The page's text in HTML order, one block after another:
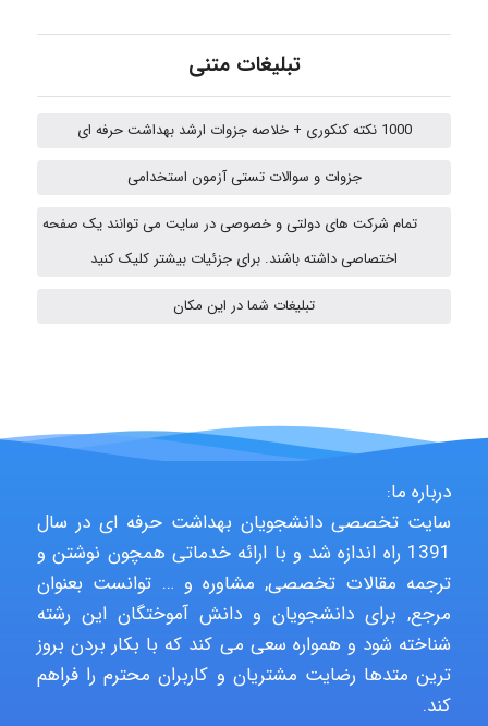
abolfazlkoshehe
abolfazlkoshehe
A.balandeh
تبلیغات متنی
1000 نکته کنکوری + خلاصه جزوات ارشد بهداشت حرفه ای
جزوات و سوالات تستی آزمون استخدامی
تمام شرکت های دولتی و خصوصی در سایت می توانند یک صفحه
اختصاصی داشته باشند. برای جزئیات بیشتر کلیک کنید
تبلیغات شما در این مکان
درباره ما:
سایت تخصصی دانشجویان بهداشت حرفه ای در سال
1391 راه اندازه شد و با ارائه خدماتی همچون نوشتن و
ترجمه مقالات تخصصی, مشاوره و … توانست بعنوان
مرجع, برای دانشجویان و دانش آموختگان این رشته
شناخته شود و همواره سعی می کند که با بکار بردن بروز
ترین متدها رضایت مشتریان و کاربران محترم را فراهم
کند.